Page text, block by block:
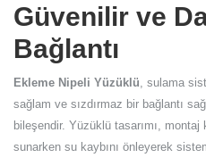
Güvenilir ve
Bağlantı
Ekleme Nipeli Yüzüklü , sulama
sağlam ve sızdırmaz bir bağlantı
bileşendir. Yüzüklü tasarımı, montaj
sunarken su kaybını önleyerek